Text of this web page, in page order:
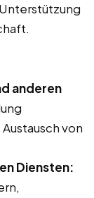
anderen
von
Diensten: